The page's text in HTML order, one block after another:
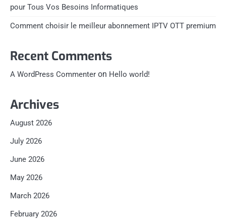
pour Tous Vos Besoins Informatiques
Comment choisir le meilleur abonnement IPTV OTT premium
Recent Comments
A WordPress Commenter on Hello world!
Archives
August 2026
July 2026
June 2026
May 2026
March 2026
February 2026